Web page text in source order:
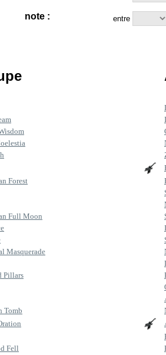
note : entre
Forest
Full Moon
Masquerade
Pillars
Tomb
Fell